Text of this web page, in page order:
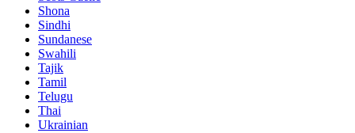
Shona
Sindhi
Sundanese
Swahili
Tajik
Tamil
Telugu
Thai
Ukrainian